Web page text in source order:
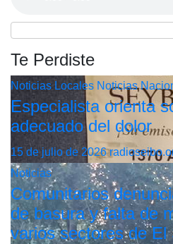
Te Perdiste
Noticias Locales Noticias
Especialista orienta
adecuado del dolor
15 de julio de 2026
Noticias
Comunitarios
de basura y falta de
varios sectores de El